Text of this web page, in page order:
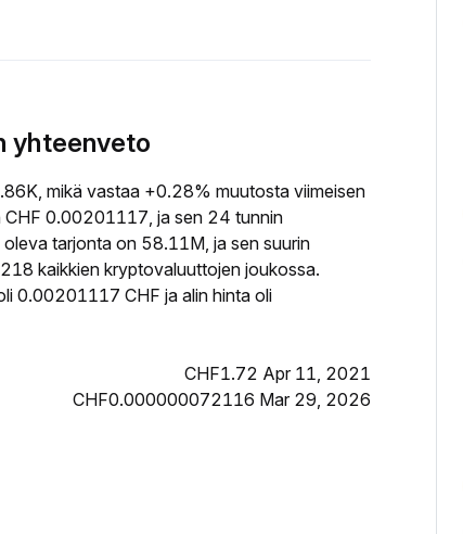
yhteenveto
mikä vastaa +0.28% muutosta viimeisen
0.00201117, ja sen 24 tunnin
tarjonta on 58.11M, ja sen suurin
kaikkien kryptovaluuttojen joukossa.
0.00201117 CHF ja alin hinta oli
CHF1.72 Apr 11, 2021
CHF0.000000072116 Mar 29, 2026